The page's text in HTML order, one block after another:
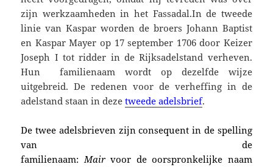
zijn werkzaamheden in het Fassadal.In de tweede
linie van Kaspar worden de broers Johann Baptist
en Kaspar Mayer op 17 september 1706 door Keizer
Joseph I tot ridder in de Rijksadelstand verheven.
Hun familienaam wordt op dezelfde wijze
uitgebreid. De redenen voor de verheffing in de
adelstand staan in dezetweede adelsbrief.
De twee adelsbrieven zijn consequent in de spelling
van de
familienaam:Mairvoor de oorspronkelijke naam